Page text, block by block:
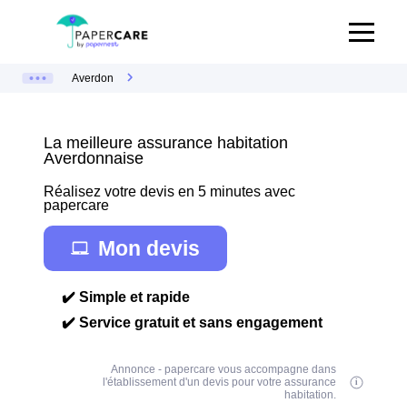
Averdon
La meilleure assurance habitation
Averdonnaise
Réalisez votre devis en 5 minutes avec
papercare
Mon devis
✔️ Simple et rapide
✔️ Service gratuit et sans engagement
Annonce - papercare vous accompagne dans
l'établissement d'un devis pour votre assurance
habitation.